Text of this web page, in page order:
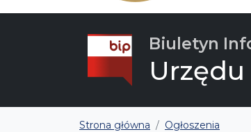
Biuletyn
Strona główna
Ogłoszenia